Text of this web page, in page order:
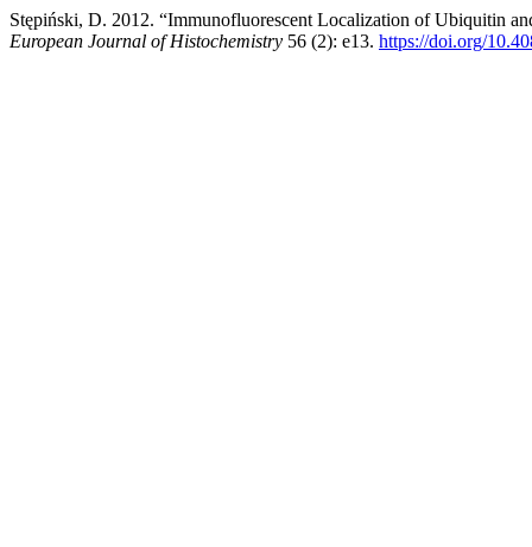
Stępiński, D. 2012. “Immunofluorescent Localization of Ubiquitin
European Journal of Histochemistry 56 (2): e13. https://doi.org/